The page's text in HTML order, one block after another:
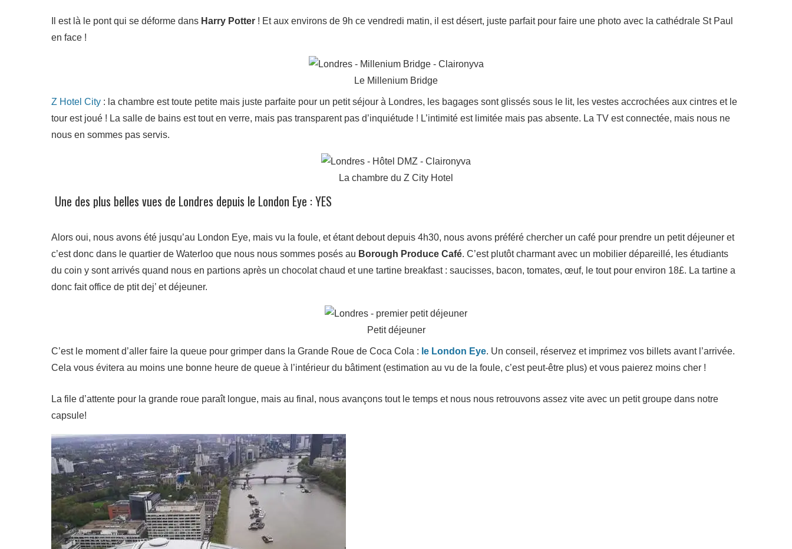
Il est là le pont qui se déforme dans Harry Potter ! Et aux environs de 9h ce vendredi matin, il est désert, juste parfait pour faire une photo avec la cathédrale St Paul
en face !
Le Millenium Bridge
Z Hotel City : la chambre est toute petite mais juste parfaite pour un petit séjour à Londres, les bagages sont glissés sous le lit, les vestes accrochées aux cintres et le
tour est joué ! La salle de bains est tout en verre, mais pas transparent pas d’inquiétude ! L’intimité est limitée mais pas absente. La TV est connectée, mais nous ne
nous en sommes pas servis.
La chambre du Z City Hotel
Une des plus belles vues de Londres depuis le London Eye : YES
Alors oui, nous avons été jusqu’au London Eye, mais vu la foule, et étant debout depuis 4h30, nous avons préféré chercher un café pour prendre un petit déjeuner et
c’est donc dans le quartier de Waterloo que nous nous sommes posés au Borough Produce Café. C’est plutôt charmant avec un mobilier dépareillé, les étudiants
du coin y sont arrivés quand nous en partions après un chocolat chaud et une tartine breakfast : saucisses, bacon, tomates, œuf, le tout pour environ 18£. La tartine a
donc fait office de ptit dej’ et déjeuner.
Petit déjeuner
C’est le moment d’aller faire la queue pour grimper dans la Grande Roue de Coca Cola : le London Eye. Un conseil, réservez et imprimez vos billets avant l’arrivée.
Cela vous évitera au moins une bonne heure de queue à l’intérieur du bâtiment (estimation au vu de la foule, c’est peut-être plus) et vous paierez moins cher !
La file d’attente pour la grande roue paraît longue, mais au final, nous avançons tout le temps et nous nous retrouvons assez vite avec un petit groupe dans notre
capsule!